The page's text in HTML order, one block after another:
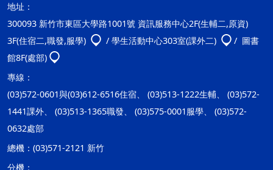
地址：
300093 新竹市東區大學路1001號 資訊服務中心2F(生輔二,原資)
3F(住宿二,職發,服學)
/ 學生活動中心303室(課外二)
/ 圖書
館8F(處部)
專線：
(03)572-0601與(03)612-6516住宿、 (03)513-1222生輔、 (03)572-
1441課外、 (03)513-1365職發、 (03)575-0001服學、 (03)572-
0632處部
總機： (03)571-2121 新竹
分機：